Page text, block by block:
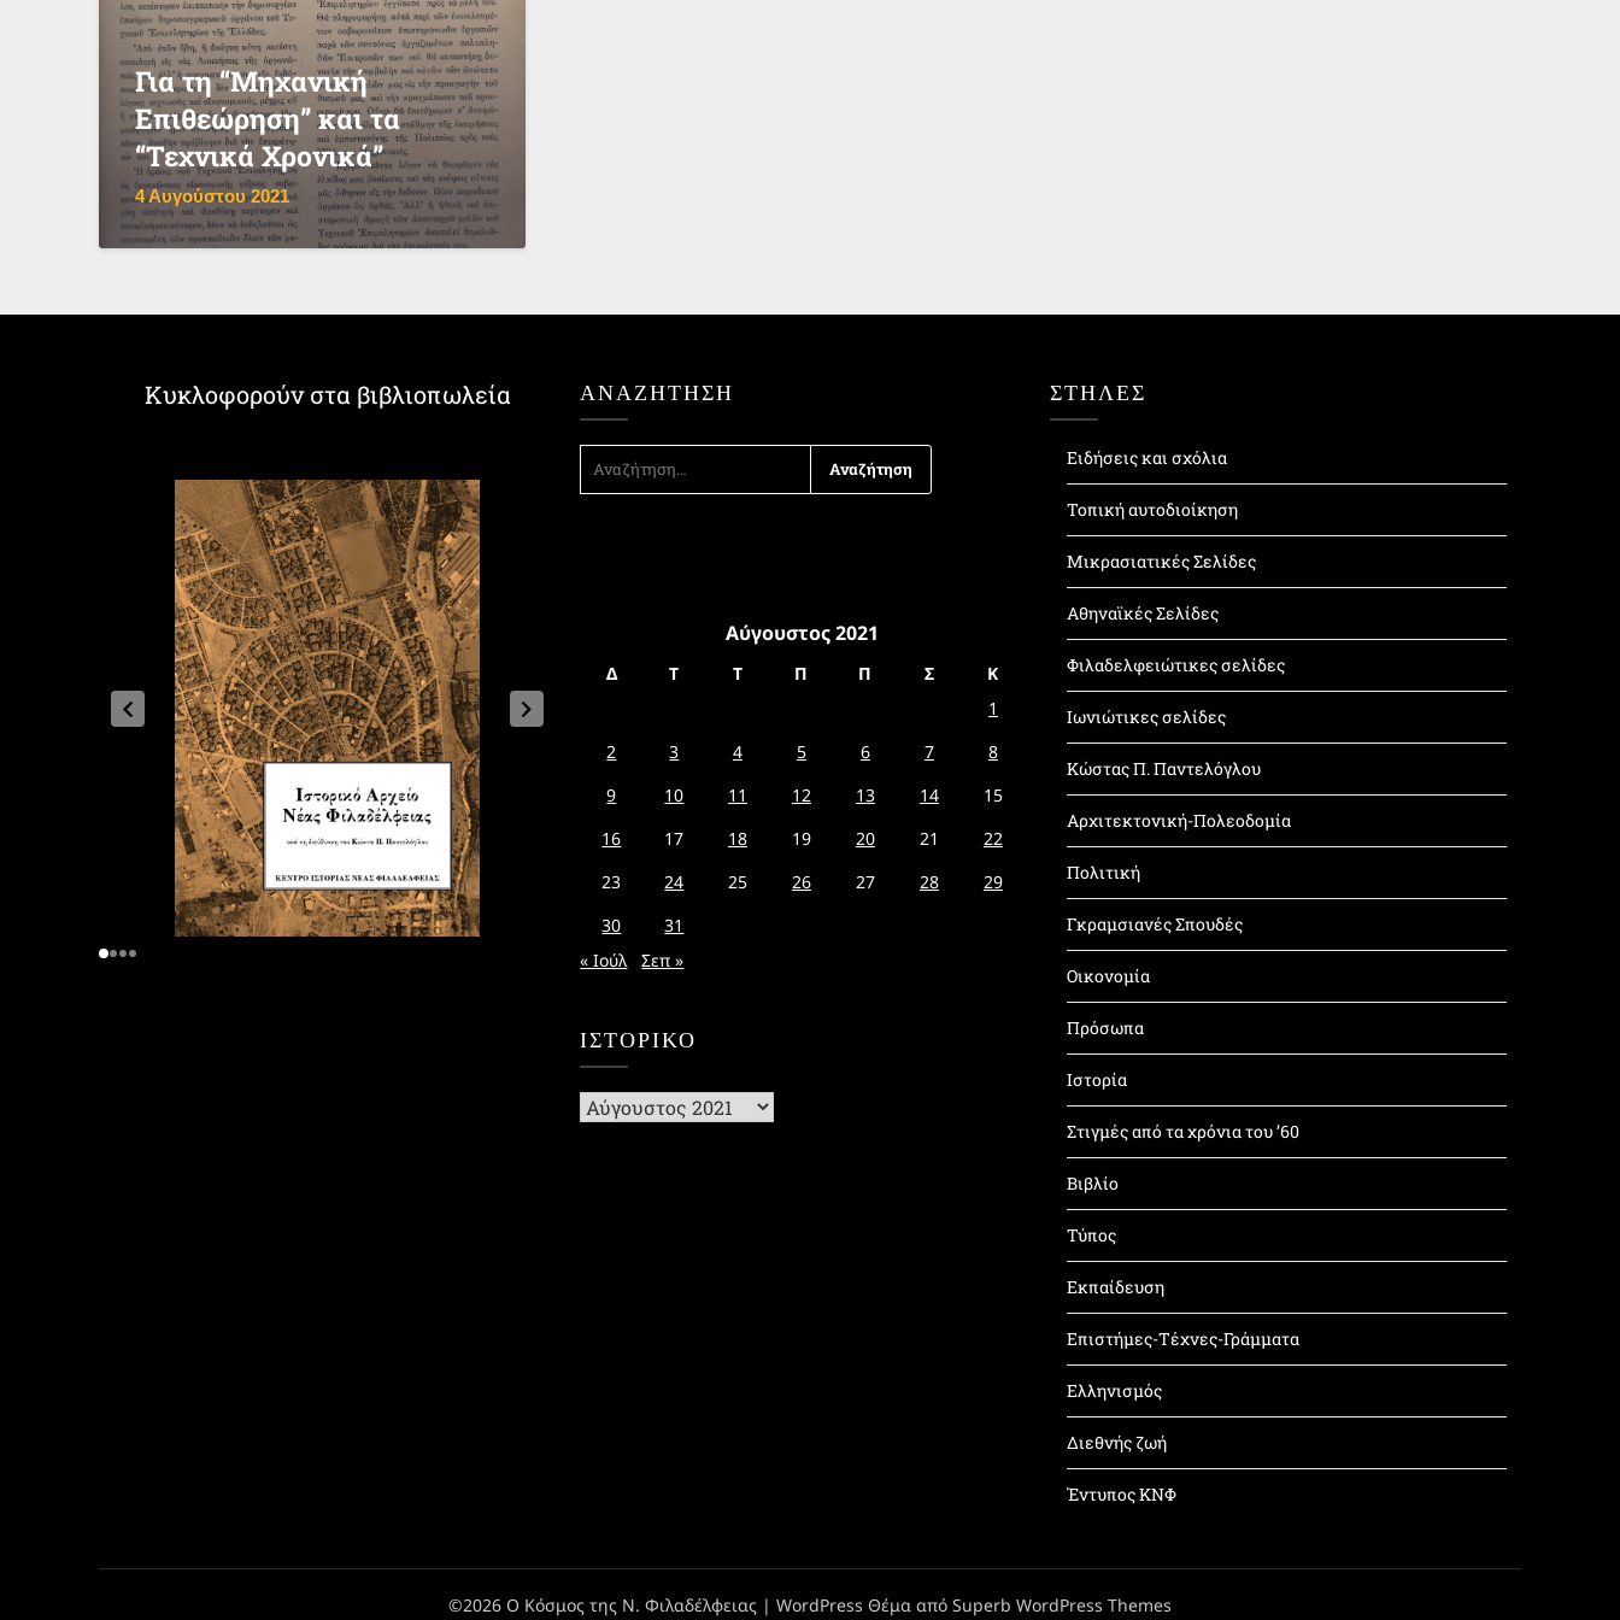
Για τη “Μηχανική
Επιθεώρηση” και τα
“Τεχνικά Χρονικά”
4 Αυγούστου 2021
Κυκλοφορούν στα βιβλιοπωλεία ΑΝΑΖΉΤΗΣΗ
ΓΙΑ:
Αύγουστος 2021
Δ Τ Τ Π Π Σ
Κ
1
2
3 4 5 6 7
8
9
10 11 12 13 14
15
16
17 18 19 20 21
22
23
24 25 26 27 28
29
30
31
« Ιούλ
Σεπ »
ΙΣΤΟΡΙΚΌ
Ιστορικό
ΣΤΗΛΕΣ
Ειδήσεις και σχόλια
Τοπική αυτοδιοίκηση
Μικρασιατικές Σελίδες
Αθηναϊκές Σελίδες
Φιλαδελφειώτικες σελίδες
Ιωνιώτικες σελίδες
Κώστας Π. Παντελόγλου
Αρχιτεκτονική-Πολεοδομία
Πολιτική
Γκραμσιανές Σπουδές
Οικονομία
Πρόσωπα
Ιστορία
Στιγμές από τα χρόνια του ’60
Βιβλίο
Τύπος
Εκπαίδευση
Επιστήμες-Τέχνες-Γράμματα
Ελληνισμός
Διεθνής ζωή
Έντυπος ΚΝΦ
©2026 Ο Κόσμος της Ν. Φιλαδέλφειας | WordPress Θέμα από Superb WordPress Themes